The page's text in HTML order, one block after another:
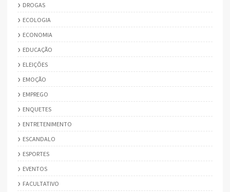
DROGAS
ECOLOGIA
ECONOMIA
EDUCAÇÃO
ELEIÇÕES
EMOÇÃO
EMPREGO
ENQUETES
ENTRETENIMENTO
ESCANDALO
ESPORTES
EVENTOS
FACULTATIVO